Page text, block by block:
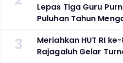
Lepas Tiga Guru
Puluhan Tahun
3
Meriahkan HUT RI
Rajagaluh Gelar